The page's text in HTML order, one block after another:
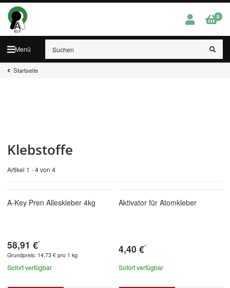
Menü
0
Startseite
Klebstoffe
Artikel 1 - 4 von 4
A-Key Pren Alleskleber 4kg
58,91 €*
Grundpreis: 14,73 € pro 1 kg
Sofort verfügbar
Aktivator für Atomkleber
4,40 €*
Sofort verfügbar